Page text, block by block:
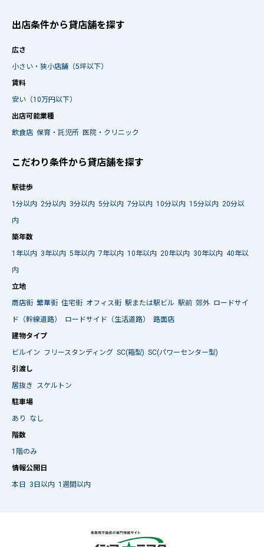
出店条件から貸店舗を探す
広さ
小さい・狭小店舗（5坪以下）
賃料
安い（10万円以下）
出店可能業種
飲食店 保育・託児所 医院・クリニック
こだわり条件から貸店舗を探す
駅徒歩
1分以内 2分以内 3分以内 5分以内 7分以内 10分以内 15分以内 20分以
内
築年数
1年以内 3年以内 5年以内 7年以内 10年以内 20年以内 30年以内 40年以
内
立地
商店街 繁華街 住宅街 オフィス街 駅または駅ビル 駅前 郊外 ロードサイ
ド（幹線道路）
ロードサイド（生活道路）
路面店
建物タイプ
ビルイン フリースタンディング SC(箱型) SC(パワーセンター型)
引渡し
居抜き
スケルトン
駐車場
あり
なし
階数
1階のみ
情報公開日
本日
3日以内 1週間以内